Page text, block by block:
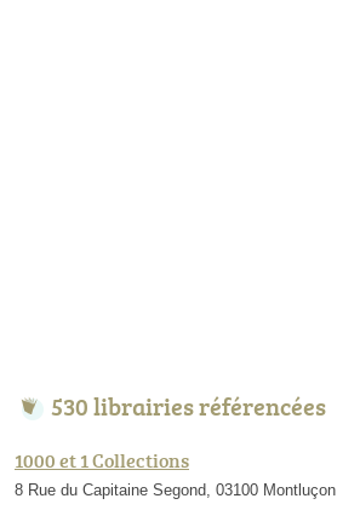
530 librairies référencées
1000 et 1 Collections
8 Rue du Capitaine Segond, 03100 Montluçon